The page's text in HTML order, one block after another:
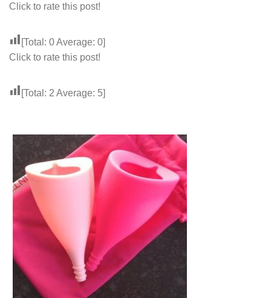
Click to rate this post!
[Total: 0Average: 0]
Click to rate this post!
[Total: 2 Average: 5]